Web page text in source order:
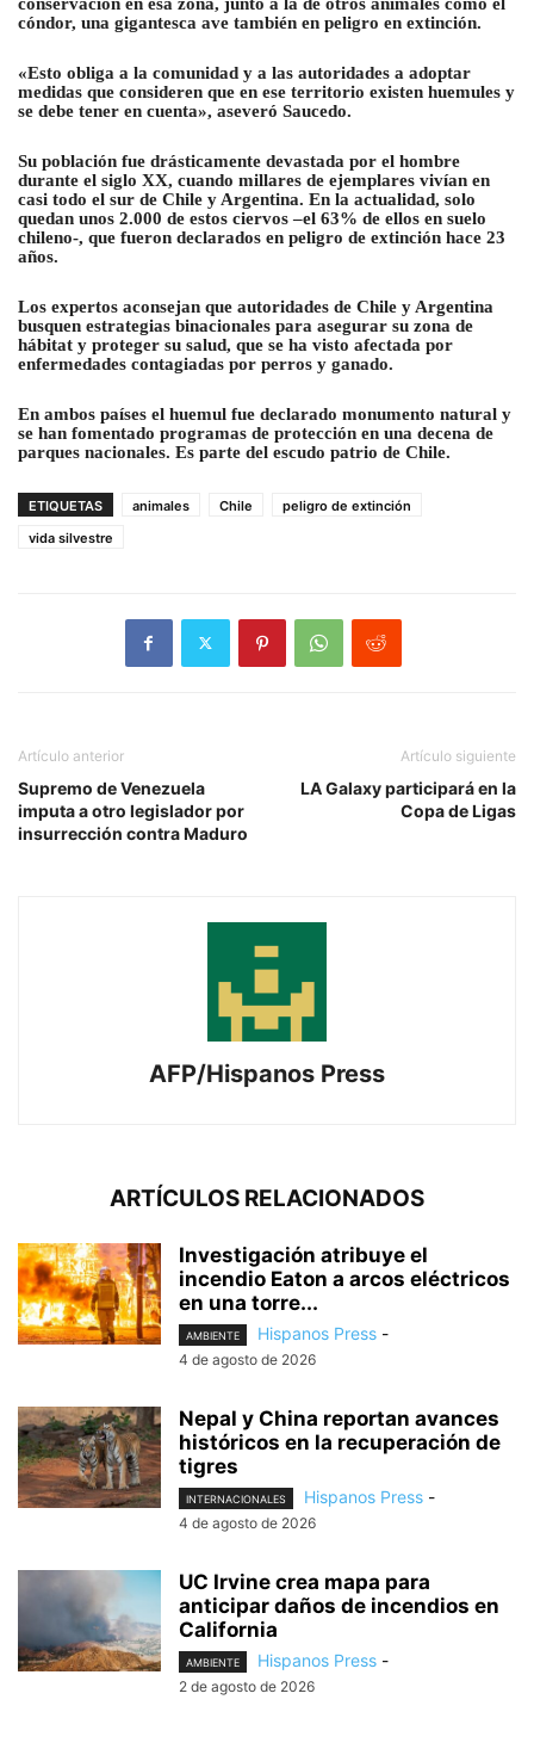
cóndor, una gigantesca ave también en peligro en extinción.
«Esto obliga a la comunidad y a las autoridades a adoptar
medidas que consideren que en ese territorio existen huemules y
se debe tener en cuenta», aseveró Saucedo.
Su población fue drásticamente devastada por el hombre
durante el siglo XX, cuando millares de ejemplares vivían en
casi todo el sur de Chile y Argentina. En la actualidad, solo
quedan unos 2.000 de estos ciervos –el 63% de ellos en suelo
chileno-, que fueron declarados en peligro de extinción hace 23
años.
Los expertos aconsejan que autoridades de Chile y Argentina
busquen estrategias binacionales para asegurar su zona de
hábitat y proteger su salud, que se ha visto afectada por
enfermedades contagiadas por perros y ganado.
En ambos países el huemul fue declarado monumento natural y
se han fomentado programas de protección en una decena de
parques nacionales. Es parte del escudo patrio de Chile.
ETIQUETAS animales Chile
peligro de extinción
vida silvestre
Artículo anterior
Supremo de Venezuela
imputa a otro legislador por
insurrección contra Maduro
Artículo siguiente
LA Galaxy participará en la
Copa de Ligas
AFP/Hispanos Press
ARTÍCULOS RELACIONADOS
Investigación atribuye el
incendio Eaton a arcos eléctricos
en una torre...
AMBIENTE Hispanos Press -
4 de agosto de 2026
Nepal y China reportan avances
históricos en la recuperación de
tigres
INTERNACIONALES Hispanos Press -
4 de agosto de 2026
UC Irvine crea mapa para
anticipar daños de incendios en
California
AMBIENTE Hispanos Press -
2 de agosto de 2026